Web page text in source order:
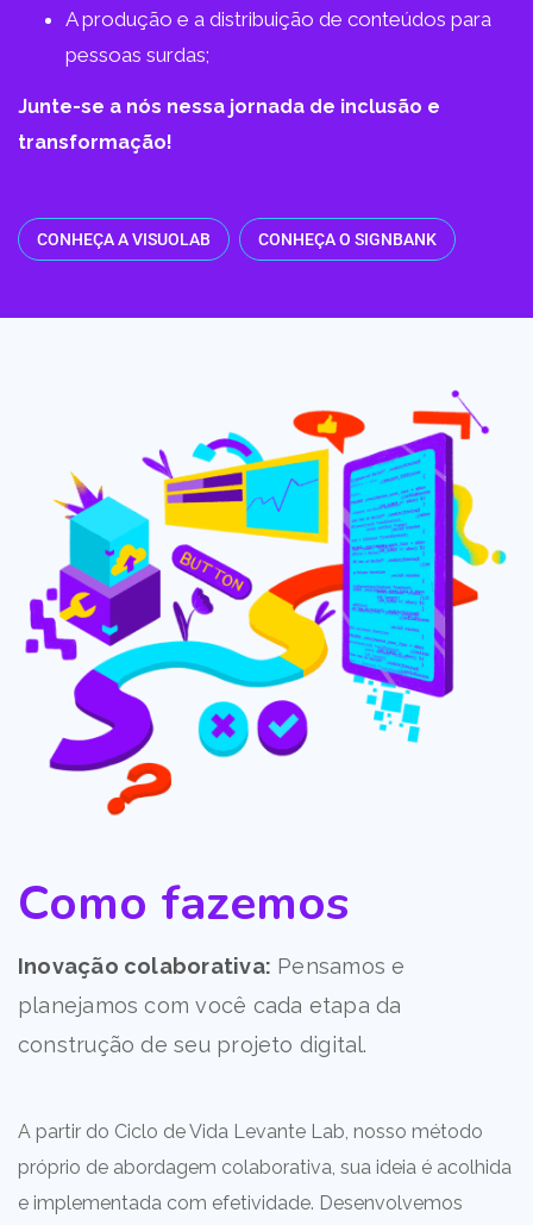
A produção e a distribuição de conteúdos para
pessoas surdas;
Junte-se a nós nessa jornada de inclusão e
transformação!
CONHEÇA A VISUOLAB CONHEÇA O SIGNBANK
Como fazemos
Inovação colaborativa: Pensamos e
planejamos com você cada etapa da
construção de seu projeto digital.
A partir do Ciclo de Vida Levante Lab, nosso método
próprio de abordagem colaborativa, sua ideia é acolhida
e implementada com efetividade. Desenvolvemos